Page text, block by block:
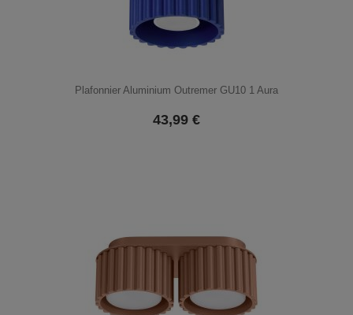
Plafonnier Aluminium Outremer GU10 1 Aura
43,99 €